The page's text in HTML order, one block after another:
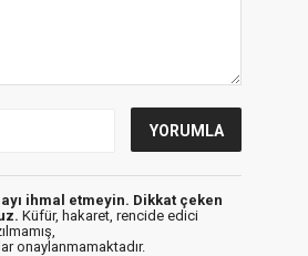
ihmal etmeyin. Dikkat çeken
Küfür, hakaret, rencide edici
onaylanmamaktadır.